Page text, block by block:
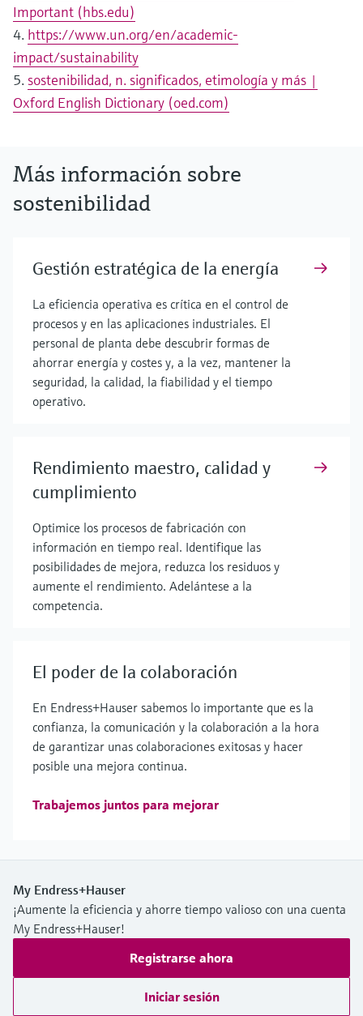
Important (hbs.edu)
4. https://www.un.org/en/academic-
impact/sustainability
5. sostenibilidad, n. significados, etimología y más |
Oxford English Dictionary (oed.com)
Más información sobre
sostenibilidad
Gestión estratégica de la energía
La eficiencia operativa es crítica en el control de
procesos y en las aplicaciones industriales. El
personal de planta debe descubrir formas de
ahorrar energía y costes y, a la vez, mantener la
seguridad, la calidad, la fiabilidad y el tiempo
operativo.
Rendimiento maestro, calidad y
cumplimiento
Optimice los procesos de fabricación con
información en tiempo real. Identifique las
posibilidades de mejora, reduzca los residuos y
aumente el rendimiento. Adelántese a la
competencia.
El poder de la colaboración
En Endress+Hauser sabemos lo importante que es la
confianza, la comunicación y la colaboración a la hora
de garantizar unas colaboraciones exitosas y hacer
posible una mejora continua.
Trabajemos juntos para mejorar
My Endress+Hauser
¡Aumente la eficiencia y ahorre tiempo valioso con una cuenta
My Endress+Hauser!
Registrarse ahora
Iniciar sesión